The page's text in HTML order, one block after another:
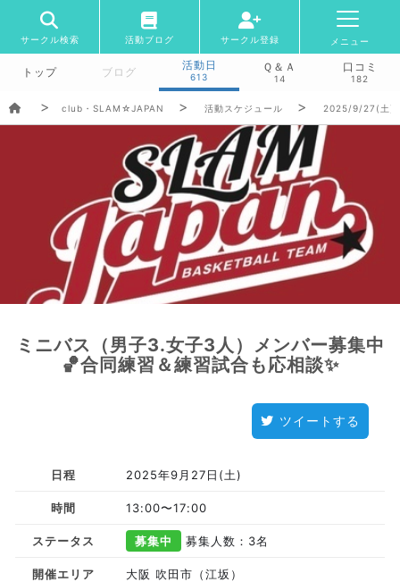
サークル検索 活動ブログ サークル登録 メニュー
トップ ブログ
活動日
613
Ｑ＆Ａ
14
口コミ
182
club・SLAM☆JAPAN 活動スケジュール 2025/9/27(土)
ミニバス（男子3.女子3人）メンバー募集中
🏀合同練習＆練習試合も応相談✨
ツイートする
日程 2025年9月27日(土)
時間 13:00〜17:00
ステータス 募集中 募集人数：3名
開催エリア 大阪 吹田市（江坂）